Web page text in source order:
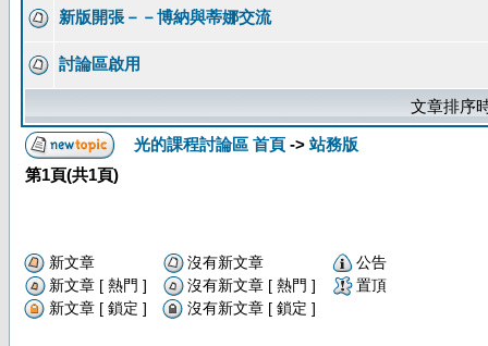
新版開張－－博納與蒂娜交流
討論區啟用
文章排序
光的課程討論區 首頁 ->站務版
第1頁(共1頁)
新文章 沒有新文章
公告
新文章 [ 熱門 ]
沒有新文章 [ 熱門 ]
置頂
新文章 [ 鎖定 ]
沒有新文章 [ 鎖定 ]